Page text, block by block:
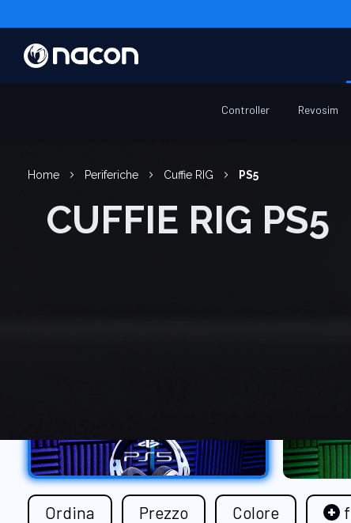
Controller Revosim
Home Periferiche Cuffie RIG PS5
CUFFIE RIG PS5
Ordina Prezzo Colore